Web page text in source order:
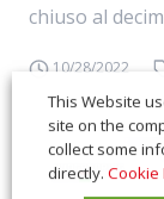
chiuso al
10/28/2022
This Website
site on the
collect some
directly. Cookie